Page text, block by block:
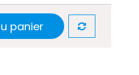
panier